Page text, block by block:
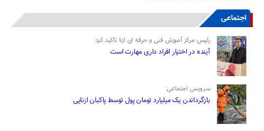
اجتماعی
رئیس مرکز آموزش فنی و حرفه ای ازنا تاکید کرد:
آینده در اختیار افراد داری مهارت است
سرویس اجتماعی:
بازگرداندن یک میلیارد تومان پول توسط پاکبان ازنایی